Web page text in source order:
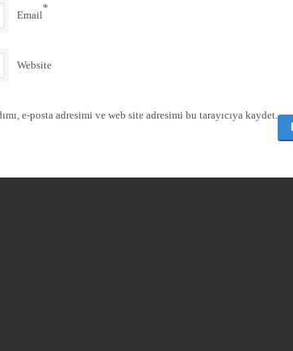
Email
*
Website
e-posta adresimi ve web site adresimi bu tarayıcıya kaydet.